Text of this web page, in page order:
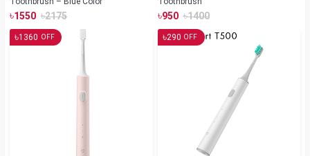
৳1550 ৳2175 ৳950 ৳1400
৳1360 OFF ৳290 OFF